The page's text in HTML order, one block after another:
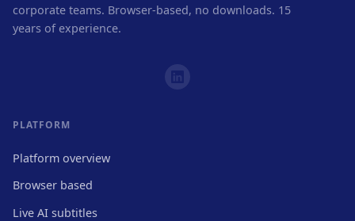
corporate teams. Browser-based, no downloads. 15
years of experience.
PLATFORM
Platform overview
Browser based
Live AI subtitles